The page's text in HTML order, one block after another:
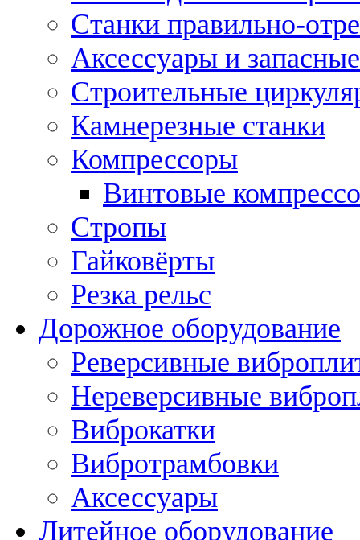
Станки правильно-
Аксессуары и
Строительные
Камнерезные станки
Компрессоры
Винтовые
Стропы
Гайковёрты
Резка рельс
Дорожное оборудование
Реверсивные
Нереверсивные
Виброкатки
Вибротрамбовки
Аксессуары
Литейное оборудование